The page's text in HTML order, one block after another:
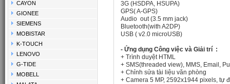
CAYON
GIONEE
SIEMENS
MOBISTAR
K-TOUCH
LENOVO
G-TIDE
MOBELL
3G (HSDPA, HSUPA)
GPS( A-GPS)
Audio out (3.5 mm jack)
Bluetooth(with A2DP)
USB ( v2.0 microUSB)
- Ứng dụng Công việc và Giải trí :
+ Trình duyệt HTML
+ SMS(threaded view), MMS, Email,
+ Chỉnh sửa tài liệu văn phòng
+ Camera 5 MP, 2592x1944 pixels, tự